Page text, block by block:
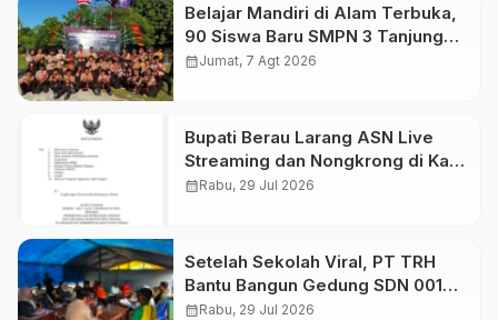
Belajar Mandiri di Alam Terbuka,
90 Siswa Baru SMPN 3 Tanjung
Redeb Ikuti Perkemahan
calendar_monthJumat, 7 Agt 2026
Bupati Berau Larang ASN Live
Streaming dan Nongkrong di Kafe
Saat Jam Kerja
calendar_monthRabu, 29 Jul 2026
Setelah Sekolah Viral, PT TRH
Bantu Bangun Gedung SDN 001
Filial Birang
calendar_monthRabu, 29 Jul 2026